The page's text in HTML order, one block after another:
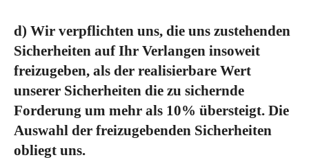
d) Wir verpflichten uns, die uns zustehenden
Sicherheiten auf Ihr Verlangen insoweit
freizugeben, als der realisierbare Wert
unserer Sicherheiten die zu sichernde
Forderung um mehr als 10% übersteigt. Die
Auswahl der freizugebenden Sicherheiten
obliegt uns.